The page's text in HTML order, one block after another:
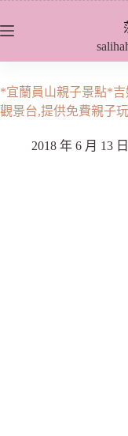
至
內
容
*宜蘭員山親子景點*
觀景台,提供免費親子
2018 年 6 月 13 日